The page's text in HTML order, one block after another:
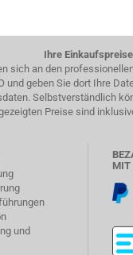
Ihre Einkaufspreise
sich an den
und geben Sie dort Ihre
Selbstverständlich
Preise sind
und
MIT